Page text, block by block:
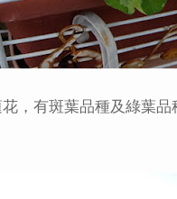
，有斑葉品種及綠葉品